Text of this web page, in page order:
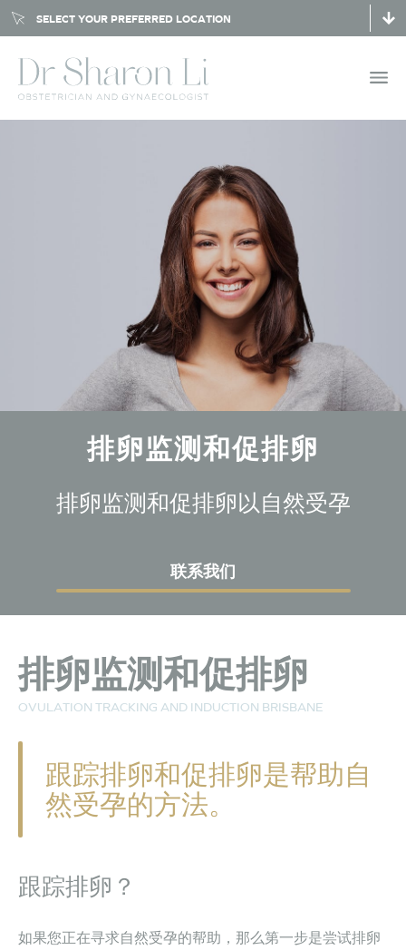
SELECT YOUR PREFERRED LOCATION
排卵监测和促排卵
排卵监测和促排卵以自然受孕
联系我们
排卵监测和促排卵
OVULATION TRACKING AND INDUCTION BRISBANE
跟踪排卵和促排卵是帮助自
然受孕的方法。
跟踪排卵？
如果您正在寻求自然受孕的帮助，那么第一步是尝试排卵